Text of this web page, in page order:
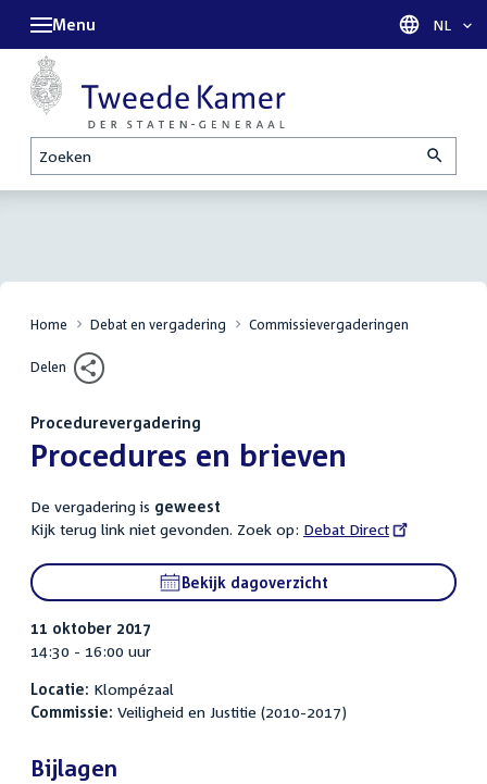
Zoeken
Menu Taal
NL
Home Debat en vergadering Commissievergaderingen
Delen
Procedurevergadering
:Procedures en brieven
De vergadering is geweest
Kijk terug link niet gevonden. Zoek op: External
Debat Direct
Bekijk dagoverzicht
11 oktober 2017
14:30 - 16:00 uur
Locatie: Klompézaal
Commissie: Veiligheid en Justitie (2010-2017)
Bijlagen